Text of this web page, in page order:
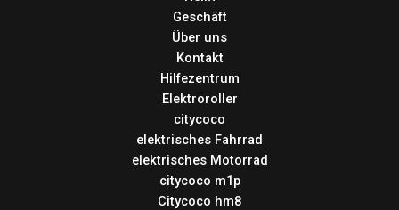
Geschäft
Über uns
Kontakt
Hilfezentrum
Elektroroller
citycoco
elektrisches Fahrrad
elektrisches Motorrad
citycoco m1p
Citycoco hm8